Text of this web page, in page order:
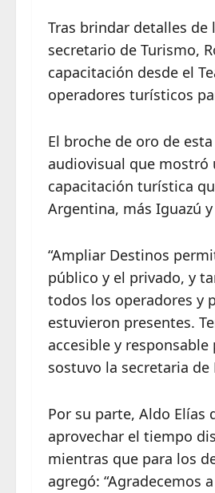
Tras brindar detalles de
secretario de Turismo,
capacitación desde el
operadores turísticos
El broche de oro de
audiovisual que mostró
capacitación turística
Argentina, más Iguazú
“Ampliar Destinos
público y el privado, y
todos los operadores y
estuvieron presentes.
accesible y
sostuvo la secretaria
Por su parte, Aldo Elías
aprovechar el tiempo
mientras que para los
agregó: “Agradecemos